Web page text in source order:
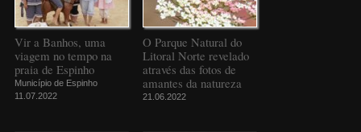
Vir a Banhos, uma
viagem no tempo na
praia de Espinho
Município de Espinho
11.07.2022
O Parque Natural do
Litoral Norte revelado
através das fotos de
amantes da natureza
21.06.2022